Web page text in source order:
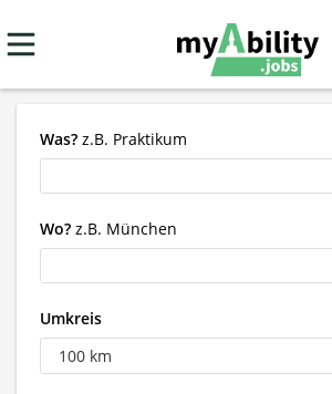
Was? z.B. Praktikum
Wo? z.B. München
Umkreis